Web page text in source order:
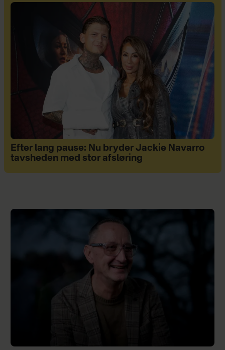
Efter lang pause: Nu bryder Jackie Navarro
tavsheden med stor afsløring